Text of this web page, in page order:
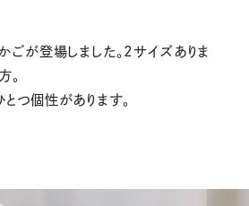
ごが登場しました。2サイズありま
。
つ個性があります。